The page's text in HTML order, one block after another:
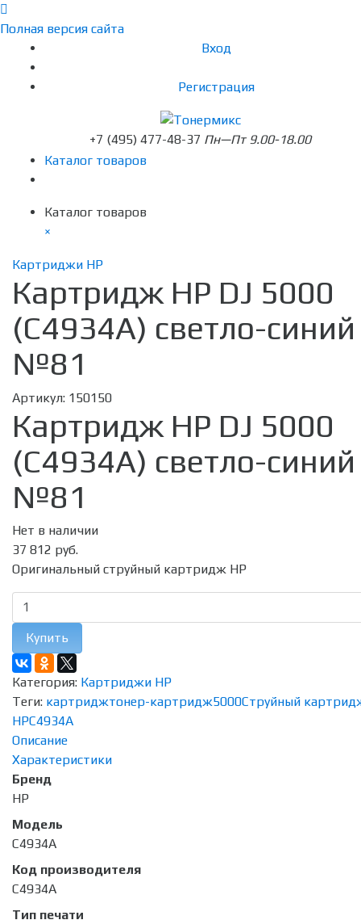
Полная версия сайта
Вход
Регистрация
+7 (495) 477-48-37 Пн—Пт 9.00-18.00
Каталог товаров
Каталог товаров
×
Картриджи HP
Картридж HP DJ 5000
(C4934A) светло-синий
№81
Артикул: 150150
Картридж HP DJ 5000
(C4934A) светло-синий
№81
Нет в наличии
37 812 руб.
Оригинальный струйный картридж HP
Купить
Категория: Картриджи HP
Теги: картриджтонер-картридж5000Струйный
HPC4934A
Описание
Характеристики
Бренд
HP
Модель
C4934A
Код производителя
C4934A
Тип печати